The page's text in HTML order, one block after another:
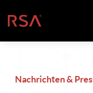
Startseite
Nachrichten &